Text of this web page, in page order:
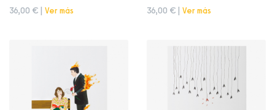
36,00 € | Ver más 36,00 € | Ver más